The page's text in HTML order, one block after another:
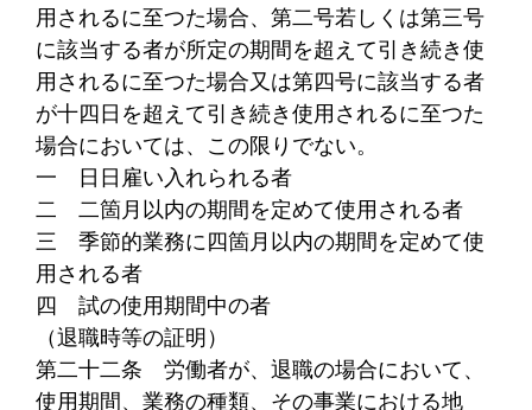
用されるに至つた場合、第二号若しくは第三号
に該当する者が所定の期間を超えて引き続き使
用されるに至つた場合又は第四号に該当する者
が十四日を超えて引き続き使用されるに至つた
場合においては、この限りでない。
一 日日雇い入れられる者
二 二箇月以内の期間を定めて使用される者
三 季節的業務に四箇月以内の期間を定めて使
用される者
四 試の使用期間中の者
（退職時等の証明）
第二十二条 労働者が、退職の場合において、
使用期間、業務の種類、その事業における地